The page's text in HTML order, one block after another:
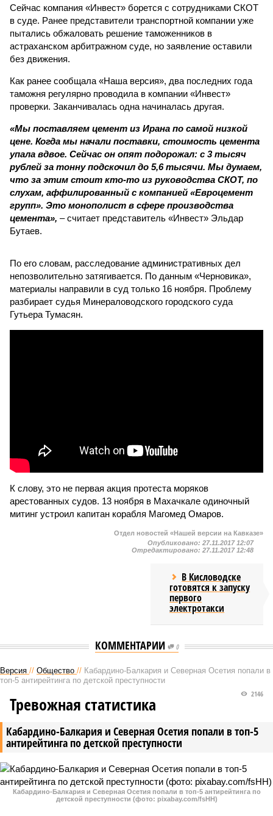
Сейчас компания «Инвест» борется с сотрудниками СКОТ
в суде. Ранее представители транспортной компании уже
пытались обжаловать решение таможенников в
астраханском арбитражном суде, но заявление оставили
без движения.
Как ранее сообщала «Наша версия», два последних года
таможня регулярно проводила в компании «Инвест»
проверки. Заканчивалась одна начиналась другая.
«Мы поставляем цемент из Ирана по самой низкой
цене. Когда мы начали поставки, стоимость цемента
упала вдвое. Сейчас он опят подорожал: с 3 тысяч
рублей за тонну подскочил до 5,6 тысячи. Мы думаем,
что за этим стоит кто-то из руководства СКОТ, по
слухам, аффилированный с компанией «Евроцемент
групп». Это монополист в сфере производства
цемента», – считает представитель «Инвест» Эльдар
Бутаев.
По его словам, расследование административных дел
непозволительно затягивается. По данным «Черновика»,
материалы направили в суд только 16 ноября. Проблему
разбирает судья Минераловодского городского суда
Гутьера Тумасян.
К слову, это не первая акция протеста моряков
арестованных судов. 13 ноября в Махачкале одиночный
митинг устроил капитан корабля Магомед Омаров.
Отдел новостей «Нашей версии на Кавказе»
Опубликовано: 27.11.2017 12:07
Отредактировано: 27.11.2017 12:48
В Кисловодске
готовятся к запуску
первого
электротакси
КОММЕНТАРИИ 0
Версия // Общество // Кабардино-Балкария и Северная Осетия попали в
топ-5 антирейтинга по детской преступности
Кабардино-Балкария и Северная Осетия попали в топ-5
антирейтинга по детской преступности
2146
Тревожная статистика
Кабардино-Балкария и Северная Осетия попали в топ-5 антирейтинга по
детской преступности (фото: pixabay.com/fsHH)